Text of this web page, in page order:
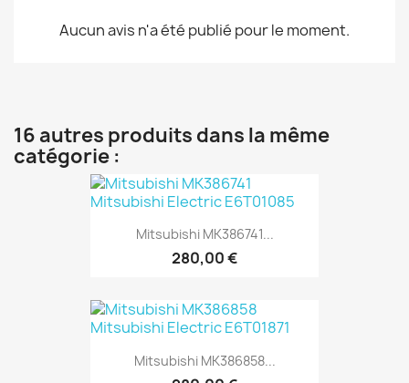
Aucun avis n'a été publié pour le moment.
16 autres produits dans la même
catégorie :
Mitsubishi MK386741...
280,00 €
Mitsubishi MK386858...